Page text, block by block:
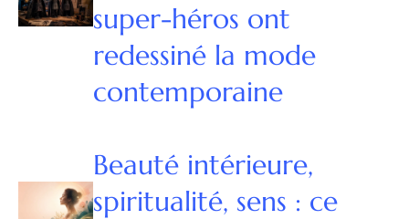
super-héros ont
redessiné la mode
contemporaine
Beauté intérieure,
spiritualité, sens : ce